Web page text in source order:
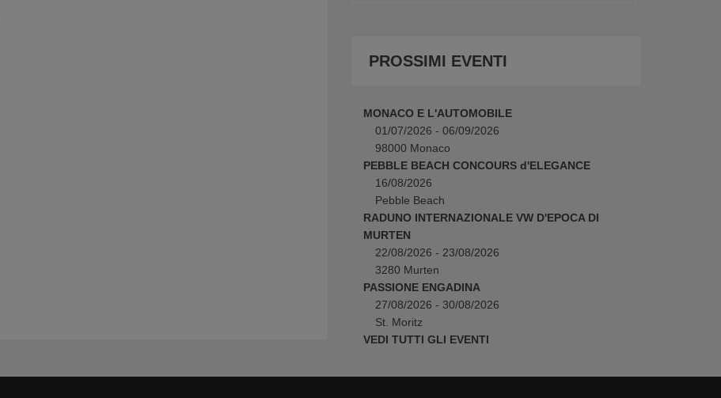
PROSSIMI EVENTI
MONACO E L'AUTOMOBILE
01/07/2026 - 06/09/2026
98000 Monaco
PEBBLE BEACH CONCOURS d'ELEGANCE
16/08/2026
Pebble Beach
RADUNO INTERNAZIONALE VW D'EPOCA DI
MURTEN
22/08/2026 - 23/08/2026
3280 Murten
PASSIONE ENGADINA
27/08/2026 - 30/08/2026
St. Moritz
VEDI TUTTI GLI EVENTI